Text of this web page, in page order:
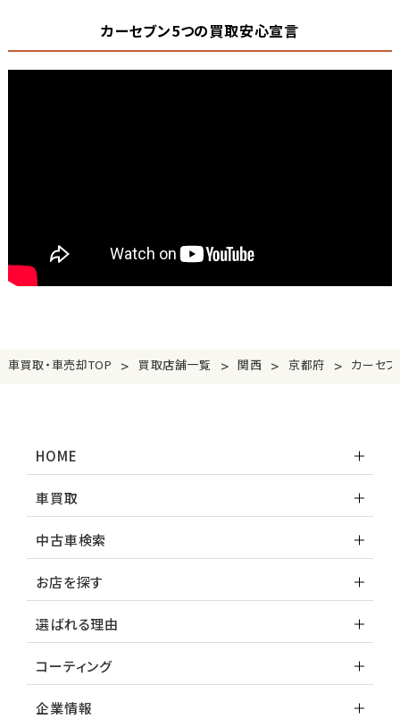
カーセブン5つの買取安心宣言
車買取・車売却TOP > 買取店舗一覧 > 関西 > 京都府 > カーセ
HOME
車買取
中古車検索
お店を探す
選ばれる理由
コーティング
企業情報